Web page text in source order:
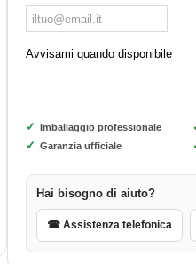
Avvisami quando disponibile
✓ Imballaggio professionale
✓ Garanzia ufficiale
Hai bisogno di aiuto?
☎ Assistenza telefonica